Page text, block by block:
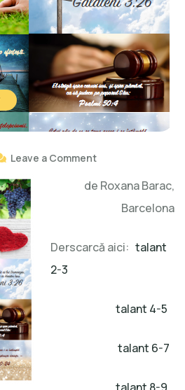
Leave a Comment
de Roxana Barac,
Barcelona
Derscarcă aici: talant
2-3
talant 4-5
talant 6-7